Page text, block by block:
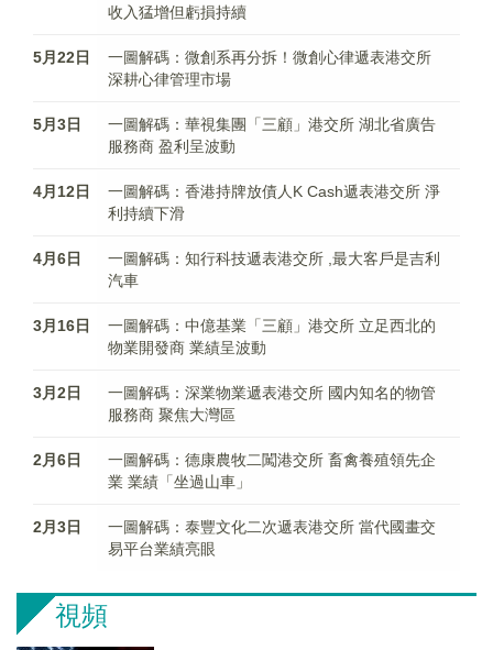
收入猛增但虧損持續
5月22日
一圖解碼：微創系再分拆！微創心律遞表港交所
深耕心律管理市場
5月3日
一圖解碼：華視集團「三顧」港交所 湖北省廣告
服務商 盈利呈波動
4月12日
一圖解碼：香港持牌放債人K Cash遞表港交所 淨
利持續下滑
4月6日
一圖解碼：知行科技遞表港交所 ,最大客戶是吉利
汽車
3月16日
一圖解碼：中億基業「三顧」港交所 立足西北的
物業開發商 業績呈波動
3月2日
一圖解碼：深業物業遞表港交所 國内知名的物管
服務商 聚焦大灣區
2月6日
一圖解碼：德康農牧二闖港交所 畜禽養殖領先企
業 業績「坐過山車」
2月3日
一圖解碼：泰豐文化二次遞表港交所 當代國畫交
易平台業績亮眼
視頻